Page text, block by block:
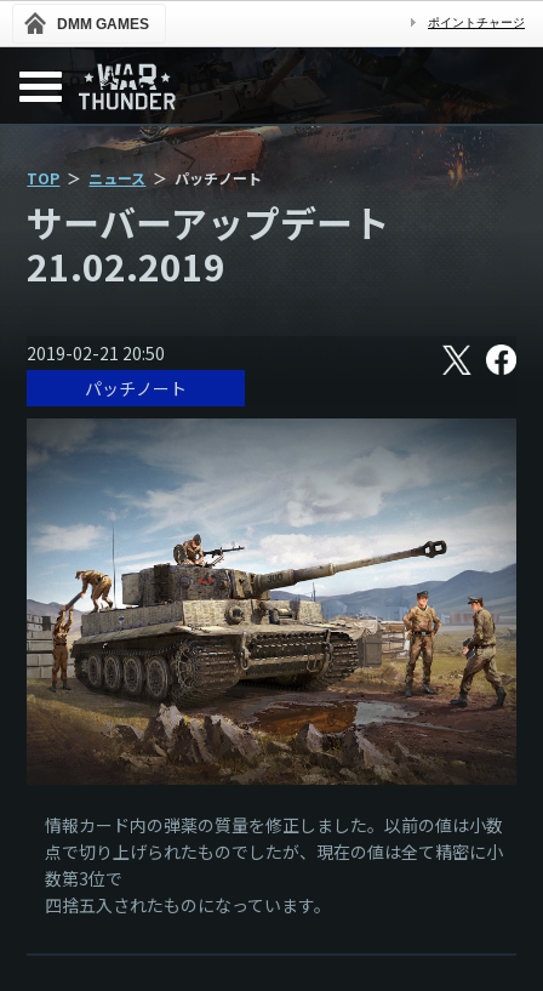
DMM GAMES ポイントチャージ
TOP ニュース パッチノート
サーバーアップデート
21.02.2019
2019-02-21 20:50 X フ
ェ
ス
ッ
パッチノート
情報カード内の弾薬の質量を修正しました。以前の値は小数
点で切り上げられたものでしたが、現在の値は全て精密に小
数第3位で
四捨五入されたものになっています。